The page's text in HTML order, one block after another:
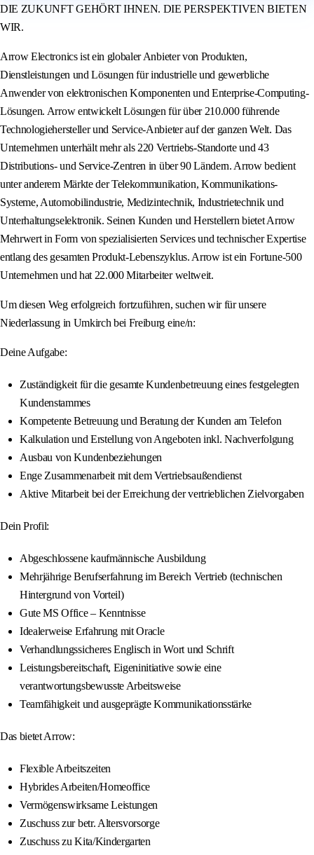
DIE ZUKUNFT GEHÖRT IHNEN. DIE PERSPEKTIVEN BIETEN
WIR.
Arrow Electronics ist ein globaler Anbieter von Produkten,
Dienstleistungen und Lösungen für industrielle und gewerbliche
Anwender von elektronischen Komponenten und Enterprise-Computing-
Lösungen. Arrow entwickelt Lösungen für über 210.000 führende
Technologiehersteller und Service-Anbieter auf der ganzen Welt. Das
Unternehmen unterhält mehr als 220 Vertriebs-Standorte und 43
Distributions- und Service-Zentren in über 90 Ländern. Arrow bedient
unter anderem Märkte der Telekommunikation, Kommunikations-
Systeme, Automobilindustrie, Medizintechnik, Industrietechnik und
Unterhaltungselektronik. Seinen Kunden und Herstellern bietet Arrow
Mehrwert in Form von spezialisierten Services und technischer Expertise
entlang des gesamten Produkt-Lebenszyklus. Arrow ist ein Fortune-500
Unternehmen und hat 22.000 Mitarbeiter weltweit.
Um diesen Weg erfolgreich fortzuführen, suchen wir für unsere
Niederlassung in Umkirch bei Freiburg eine/n:
Deine Aufgabe:
Zuständigkeit für die gesamte Kundenbetreuung eines festgelegten
Kundenstammes
Kompetente Betreuung und Beratung der Kunden am Telefon
Kalkulation und Erstellung von Angeboten inkl. Nachverfolgung
Ausbau von Kundenbeziehungen
Enge Zusammenarbeit mit dem Vertriebsaußendienst
Aktive Mitarbeit bei der Erreichung der vertrieblichen Zielvorgaben
Dein Profil:
Abgeschlossene kaufmännische Ausbildung
Mehrjährige Berufserfahrung im Bereich Vertrieb (technischen
Hintergrund von Vorteil)
Gute MS Office – Kenntnisse
Idealerweise Erfahrung mit Oracle
Verhandlungssicheres Englisch in Wort und Schrift
Leistungsbereitschaft, Eigeninitiative sowie eine
verantwortungsbewusste Arbeitsweise
Teamfähigkeit und ausgeprägte Kommunikationsstärke
Das bietet Arrow:
Flexible Arbeitszeiten
Hybrides Arbeiten/Homeoffice
Vermögenswirksame Leistungen
Zuschuss zur betr. Altersvorsorge
Zuschuss zu Kita/Kindergarten